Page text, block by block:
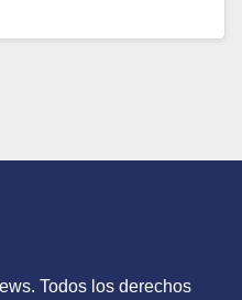
Todos los derechos